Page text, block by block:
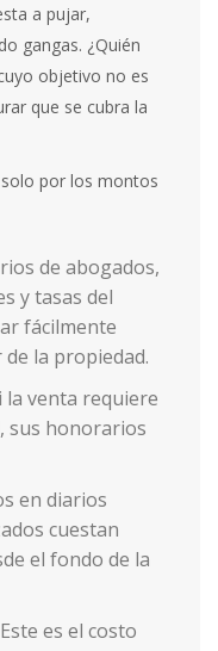
a pujar,
gangas. ¿Quién
objetivo no es
que se cubra la
por los montos
de abogados,
y tasas del
fácilmente
de la propiedad.
la venta requiere
sus honorarios
en diarios
cuestan
el fondo de la
es el costo